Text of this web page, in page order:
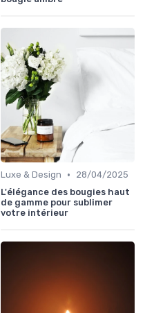
Luxe & Design •
28/04/2025
L'élégance des bougies haut
de gamme pour sublimer
votre intérieur